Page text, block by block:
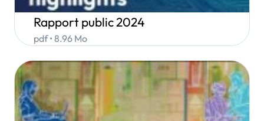
Rapport public 2024
pdf • 8.96 Mo